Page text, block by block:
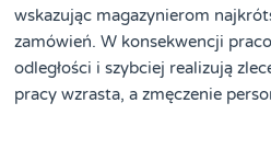
wskazując magazynierom
zamówień. W konsekwencji
odległości i szybciej realizują
pracy wzrasta, a zmęczenie